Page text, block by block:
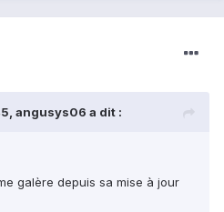
angusys06 a dit :
galère depuis sa mise à jour